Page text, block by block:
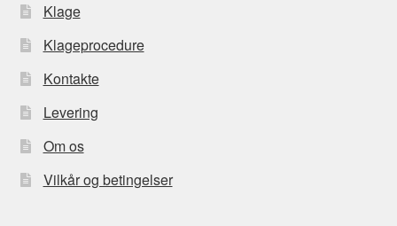
Klage
Klageprocedure
Kontakte
Levering
Om os
Vilkår og betingelser